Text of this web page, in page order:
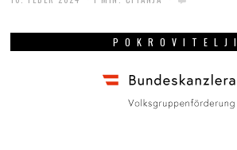
POKROVITELJI